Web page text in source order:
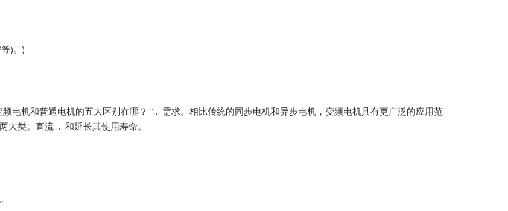
SCHNEIDER
)。)
频电机和普通电机的五大区别在哪？ “… 需求。相比传统的同步电机和异步电机，变频电机具有更广泛的应用范
类。直流 … 和延长其使用寿命。